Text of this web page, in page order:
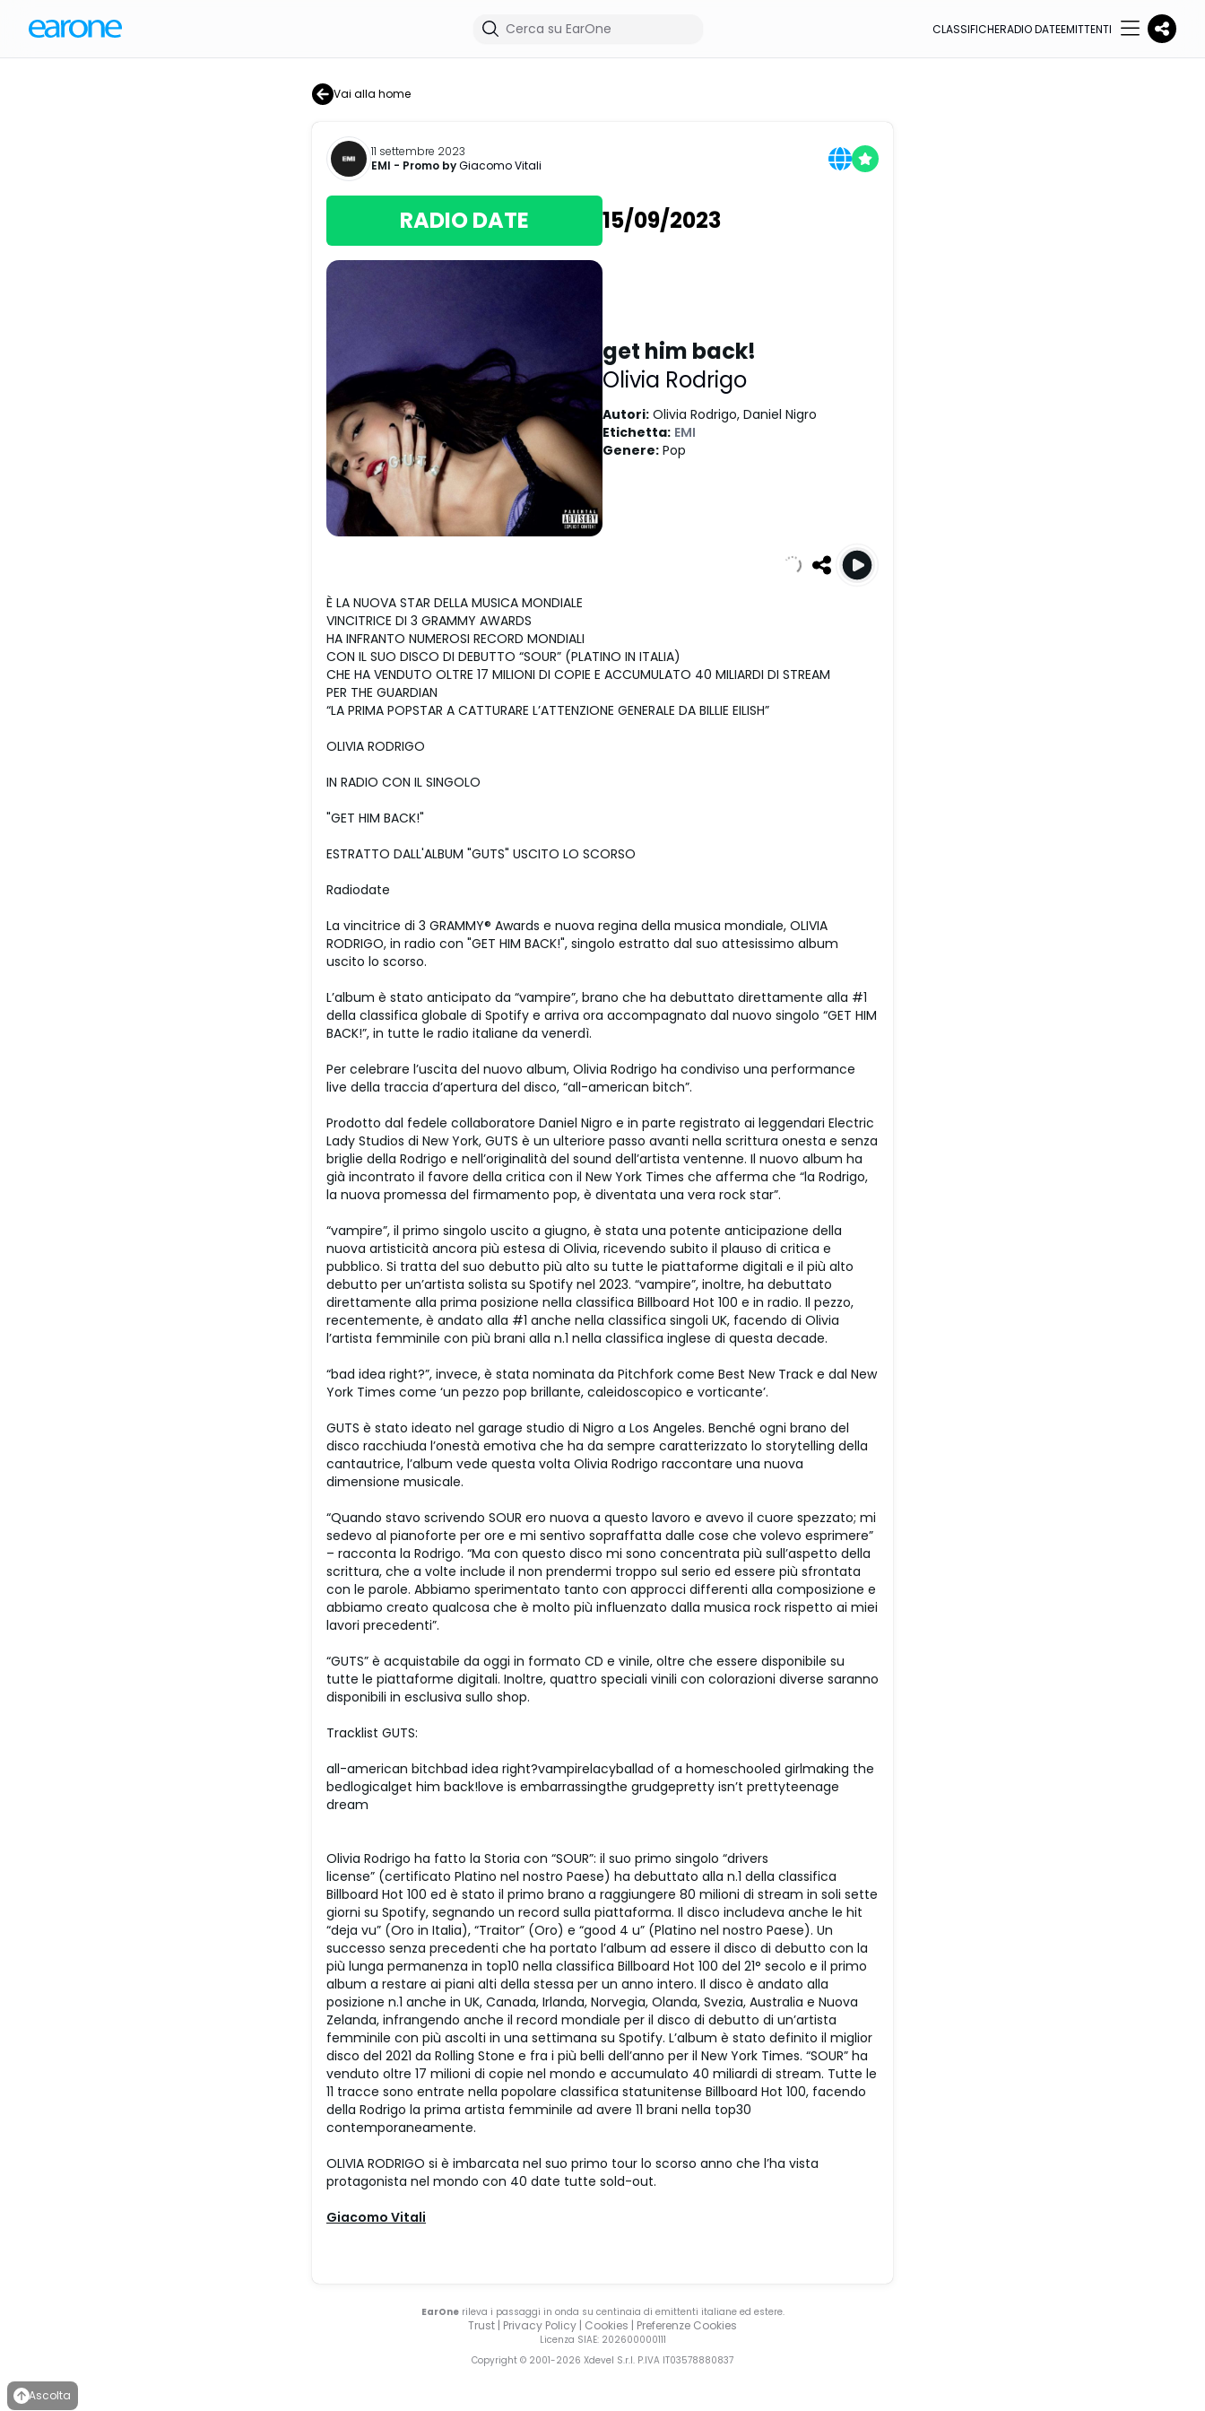
CLASSIFICHERADIO DATEEMITTENTI
Vai alla home
11 settembre 2023
EMI - Promo byGiacomo Vitali
RADIO DATE 15/09/2023
get him back!
Olivia Rodrigo
Autori: Olivia Rodrigo, Daniel Nigro
Etichetta: EMI
Genere: Pop
È LA NUOVA STAR DELLA MUSICA MONDIALE
VINCITRICE DI 3 GRAMMY AWARDS
HA INFRANTO NUMEROSI RECORD MONDIALI
CON IL SUO DISCO DI DEBUTTO “SOUR” (PLATINO IN ITALIA)
CHE HA VENDUTO OLTRE 17 MILIONI DI COPIE E ACCUMULATO 40 MILIARDI DI STREAM
PER THE GUARDIAN
“LA PRIMA POPSTAR A CATTURARE L’ATTENZIONE GENERALE DA BILLIE EILISH”
OLIVIA RODRIGO
IN RADIO CON IL SINGOLO
"GET HIM BACK!"
ESTRATTO DALL'ALBUM "GUTS" USCITO LO SCORSO
Radiodate
La vincitrice di 3 GRAMMY® Awards e nuova regina della musica mondiale, OLIVIA
RODRIGO, in radio con "GET HIM BACK!", singolo estratto dal suo attesissimo album
uscito lo scorso.
L’album è stato anticipato da “vampire”, brano che ha debuttato direttamente alla #1
della classifica globale di Spotify e arriva ora accompagnato dal nuovo singolo “GET HIM
BACK!”, in tutte le radio italiane da venerdì.
Per celebrare l’uscita del nuovo album, Olivia Rodrigo ha condiviso una performance
live della traccia d’apertura del disco, “all-american bitch”.
Prodotto dal fedele collaboratore Daniel Nigro e in parte registrato ai leggendari Electric
Lady Studios di New York, GUTS è un ulteriore passo avanti nella scrittura onesta e senza
briglie della Rodrigo e nell’originalità del sound dell’artista ventenne. Il nuovo album ha
già incontrato il favore della critica con il New York Times che afferma che “la Rodrigo,
la nuova promessa del firmamento pop, è diventata una vera rock star”.
“vampire”, il primo singolo uscito a giugno, è stata una potente anticipazione della
nuova artisticità ancora più estesa di Olivia, ricevendo subito il plauso di critica e
pubblico. Si tratta del suo debutto più alto su tutte le piattaforme digitali e il più alto
debutto per un’artista solista su Spotify nel 2023. “vampire”, inoltre, ha debuttato
direttamente alla prima posizione nella classifica Billboard Hot 100 e in radio. Il pezzo,
recentemente, è andato alla #1 anche nella classifica singoli UK, facendo di Olivia
l’artista femminile con più brani alla n.1 nella classifica inglese di questa decade.
“bad idea right?”, invece, è stata nominata da Pitchfork come Best New Track e dal New
York Times come ‘un pezzo pop brillante, caleidoscopico e vorticante’.
GUTS è stato ideato nel garage studio di Nigro a Los Angeles. Benché ogni brano del
disco racchiuda l’onestà emotiva che ha da sempre caratterizzato lo storytelling della
cantautrice, l’album vede questa volta Olivia Rodrigo raccontare una nuova
dimensione musicale.
“Quando stavo scrivendo SOUR ero nuova a questo lavoro e avevo il cuore spezzato; mi
sedevo al pianoforte per ore e mi sentivo sopraffatta dalle cose che volevo esprimere”
– racconta la Rodrigo. “Ma con questo disco mi sono concentrata più sull’aspetto della
scrittura, che a volte include il non prendermi troppo sul serio ed essere più sfrontata
con le parole. Abbiamo sperimentato tanto con approcci differenti alla composizione e
abbiamo creato qualcosa che è molto più influenzato dalla musica rock rispetto ai miei
lavori precedenti”.
“GUTS” è acquistabile da oggi in formato CD e vinile, oltre che essere disponibile su
tutte le piattaforme digitali. Inoltre, quattro speciali vinili con colorazioni diverse saranno
disponibili in esclusiva sullo shop.
Tracklist GUTS:
all-american bitchbad idea right?vampirelacyballad of a homeschooled girlmaking the
bedlogicalget him back!love is embarrassingthe grudgepretty isn’t prettyteenage
dream
Olivia Rodrigo ha fatto la Storia con “SOUR”: il suo primo singolo “drivers
license” (certificato Platino nel nostro Paese) ha debuttato alla n.1 della classifica
Billboard Hot 100 ed è stato il primo brano a raggiungere 80 milioni di stream in soli sette
giorni su Spotify, segnando un record sulla piattaforma. Il disco includeva anche le hit
“deja vu” (Oro in Italia), “Traitor” (Oro) e “good 4 u” (Platino nel nostro Paese). Un
successo senza precedenti che ha portato l’album ad essere il disco di debutto con la
più lunga permanenza in top10 nella classifica Billboard Hot 100 del 21° secolo e il primo
album a restare ai piani alti della stessa per un anno intero. Il disco è andato alla
posizione n.1 anche in UK, Canada, Irlanda, Norvegia, Olanda, Svezia, Australia e Nuova
Zelanda, infrangendo anche il record mondiale per il disco di debutto di un’artista
femminile con più ascolti in una settimana su Spotify. L’album è stato definito il miglior
disco del 2021 da Rolling Stone e fra i più belli dell’anno per il New York Times. “SOUR” ha
venduto oltre 17 milioni di copie nel mondo e accumulato 40 miliardi di stream. Tutte le
11 tracce sono entrate nella popolare classifica statunitense Billboard Hot 100, facendo
della Rodrigo la prima artista femminile ad avere 11 brani nella top30
contemporaneamente.
OLIVIA RODRIGO si è imbarcata nel suo primo tour lo scorso anno che l’ha vista
protagonista nel mondo con 40 date tutte sold-out.
Giacomo Vitali
EarOne rileva i passaggi in onda su centinaia di emittenti italiane ed estere.
Trust | Privacy Policy | Cookies | Preferenze Cookies
Licenza SIAE: 202600000111
Copyright © 2001-2026 Xdevel S.r.l. P.IVA IT03578880837
Ascolta